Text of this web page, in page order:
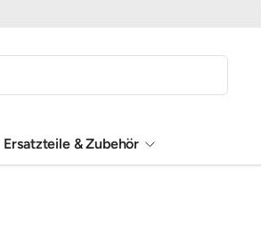
Ersatzteile & Zubehör